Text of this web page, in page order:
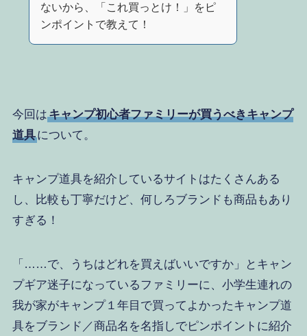
ないから、「これ買っとけ！」をピ
ンポイントで教えて！
今回はキャンプ初心者ファミリーが買うべきキャンプ
道具について。
キャンプ道具を紹介しているサイトはたくさんある
し、比較も丁寧だけど、何しろブランドも商品もあり
すぎる！
「……で、うちはどれを買えばいいですか」とキャン
プギア迷子になっているファミリーに、小学生連れの
我が家がキャンプ１年目で買ってよかったキャンプ道
具をブランド／商品名を名指しでピンポイントに紹介